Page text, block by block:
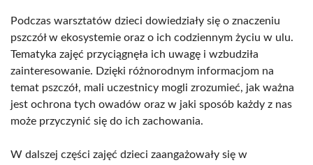
Podczas warsztatów dzieci dowiedziały się o znaczeniu
pszczół w ekosystemie oraz o ich codziennym życiu w ulu.
Tematyka zajęć przyciągnęła ich uwagę i wzbudziła
zainteresowanie. Dzięki różnorodnym informacjom na
temat pszczół, mali uczestnicy mogli zrozumieć, jak ważna
jest ochrona tych owadów oraz w jaki sposób każdy z nas
może przyczynić się do ich zachowania.
W dalszej części zajęć dzieci zaangażowały się w